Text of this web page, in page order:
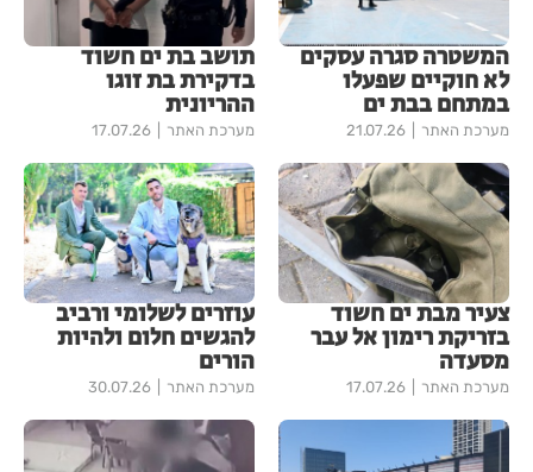
המשטרה סגרה עסקים
לא חוקיים שפעלו
במתחם בבת ים
מערכת האתר 21.07.26
תושב בת ים חשוד
בדקירת בת זוגו
ההריונית
מערכת האתר 17.07.26
צעיר מבת ים חשוד
בזריקת רימון אל עבר
מסעדה
מערכת האתר 17.07.26
עוזרים לשלומי ורביב
להגשים חלום ולהיות
הורים
מערכת האתר 30.07.26